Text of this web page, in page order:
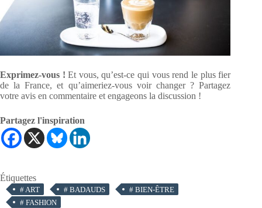
Exprimez-vous ! Et vous, qu’est-ce qui vous rend le plus fier
de la France, et qu’aimeriez-vous voir changer ? Partagez
votre avis en commentaire et engageons la discussion !
Partagez l'inspiration
Étiquettes
#ART # BADAUDS # BIEN-ÊTRE
# FASHION